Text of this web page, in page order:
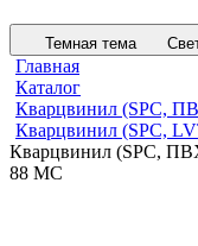
Темная тема
Главная
Каталог
Кварцвинил (SPC,
Кварцвинил (SPC,
Кварцвинил (SPC,
88 MC